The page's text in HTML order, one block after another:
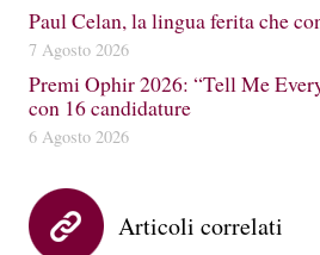
Paul Celan, la lingua ferita che
7 Agosto 2026
Premi Ophir 2026: “Tell Me
con 16 candidature
6 Agosto 2026
Articoli correlati